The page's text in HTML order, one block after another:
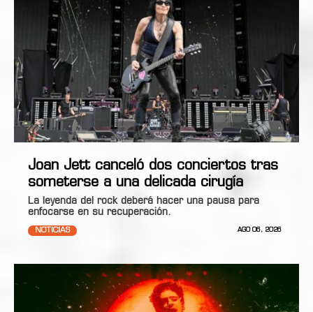
Joan Jett canceló dos conciertos tras
someterse a una delicada cirugía
La leyenda del rock deberá hacer una pausa para
enfocarse en su recuperación.
NOTICIAS AGO 06, 2026